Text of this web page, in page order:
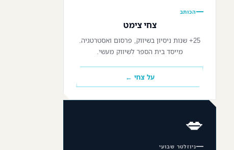
הכותב
צחי צימט
25+ שנות ניסיון בשיווק, פרסום ואסטרטגיה.
מייסד בית הספר לשיווק מעשי.
על צחי ←
💋
ניוזלטר שבועי